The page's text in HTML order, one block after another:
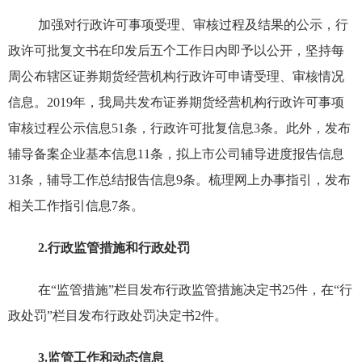
加强对行政许可事项受理、审核过程及结果的公示，行
政许可批复文书在印发后五个工作日内即予以公开，坚持每
周公布辖区证券期货经营机构行政许可申请受理、审核情况
信息。 2019年，我局共发布证券期货经营机构行政许可事项
审核过程公示信息51条，行政许可批复信息3条。此外，发布
辅导备案企业基本信息11条，拟上市公司辅导进度报告信息
31条，辅导工作总结报告信息9条。梳理网上办事指引，发布
相关工作指引信息7条。
2.行政监管措施和行政处罚
在“监管措施”栏目发布行政监管措施决定书25件，在“行
政处罚”栏目发布行政处罚决定书2件。
3.监管工作和动态信息